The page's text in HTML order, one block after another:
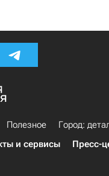
Полезное
Город:
и сервисы Пресс-